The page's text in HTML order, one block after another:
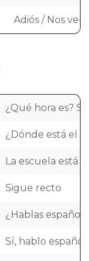
Adiós / Nos
¿Qué hora es?
¿Dónde está el
La escuela está
Sigue recto
¿Hablas español?
Sí, hablo español